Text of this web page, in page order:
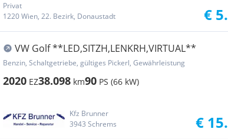
Privat
1220 Wien, 22. Bezirk, Donaustadt
€
VW Golf **LED,SITZH,LENKRH,VIRTUAL**
Benzin, Schaltgetriebe, gültiges Pickerl, Gewährleistung
2020 EZ38.098 km90 PS (66 kW)
Kfz Brunner
3943 Schrems
€